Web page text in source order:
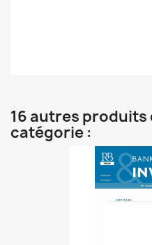
16 autres produits
catégorie :